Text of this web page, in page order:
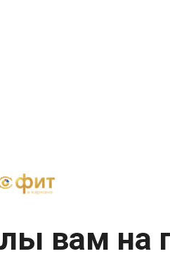
вам на